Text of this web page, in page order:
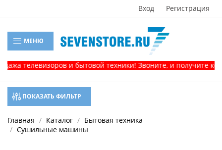
Вход Регистрация
МЕНЮ
телевизоров и бытовой техники! Звоните, и получите
ПОКАЗАТЬ ФИЛЬТР
Главная Каталог
Бытовая техника
Сушильные машины